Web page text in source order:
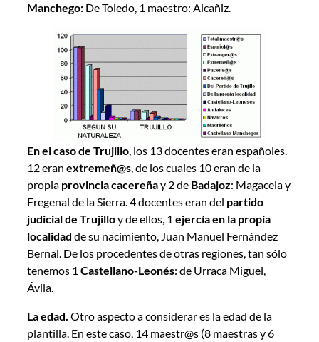
Manchego: De Toledo, 1 maestro: Alcañiz.
En el caso de Trujillo, los 13 docentes eran españoles.
12 eranextremeñ@s, de los cuales 10 eran de la
propia provincia cacereñay 2 de Badajoz: Magacela y
Fregenal de la Sierra. 4 docentes eran del partido
judicial de Trujilloy de ellos, 1ejercía en la propia
localidad de su nacimiento, Juan Manuel Fernández
Bernal. De los procedentes de otras regiones, tan sólo
tenemos 1Castellano-Leonés: de Urraca Miguel,
Ávila.
La edad. Otro aspecto a considerar es la edad de la
plantilla. En este caso, 14 maestr@s (8 maestras y 6